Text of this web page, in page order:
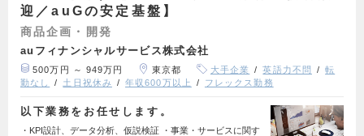
迎／auGの安定基盤】
商品企画・開発
auフィナンシャルサービス株式会社
500万円 ～ 949万円 東京都 大手企業 英語力不問
転
勤なし
土日祝休み 年収600万以上 フレックス勤務
以下業務をお任せします。
・KPI設計、データ分析、仮説検証 ・事業・サービスに関す